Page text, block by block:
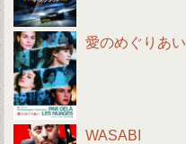
愛のめぐりあい
WASABI